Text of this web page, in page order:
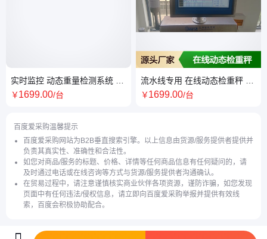
实时监控 动态重量检测系统 高
精度分拣 流水线集成
￥1699.00/台
流水线专用 在线动态检重秤 生
产线专用 高精度计量
￥1699.00/台
百度爱采购温馨提示
百度爱采购网站为B2B垂直搜索引擎。以上信息由货源/服务提供者提供并
负责其真实性、准确性和合法性。
如您对商品/服务的标题、价格、详情等任何商品信息有任何疑问的，请
及时通过电话或在线咨询等方式与货源/服务提供者沟通确认。
在贸易过程中，请注意谨慎核实商业伙伴各项资源，谨防诈骗，如您发现
页面中有任何违法/侵权信息，请立即向百度爱采购举报并提供有效线
索，百度会积极协助配合。